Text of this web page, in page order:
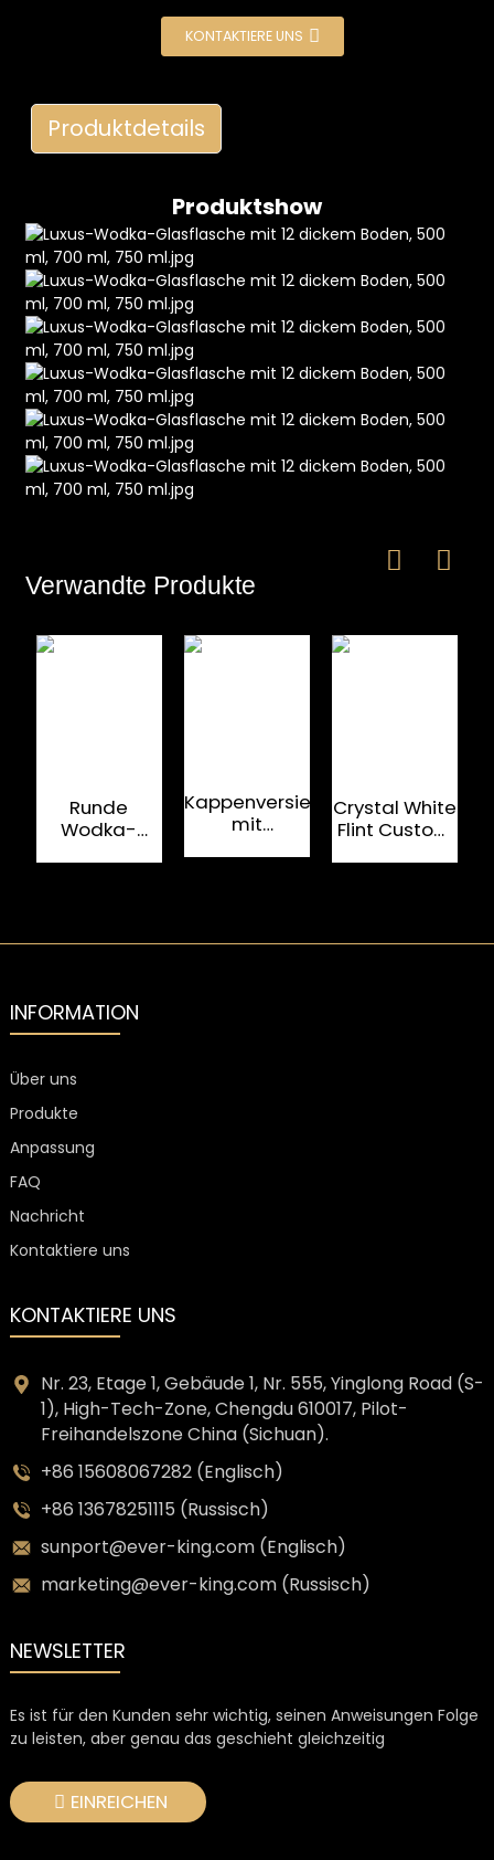
KONTAKTIERE UNS
Produktdetails
Produktshow
Verwandte Produkte
Runde
Wodka-
Stopfen
Kappenversiegelung
mit
Crystal White
Flint Custom
und
INFORMATION
Über uns
Produkte
Anpassung
FAQ
Nachricht
Kontaktiere uns
KONTAKTIERE UNS
Nr. 23, Etage 1, Gebäude 1, Nr. 555, Yinglong Road (S-
1), High-Tech-Zone, Chengdu 610017, Pilot-
Freihandelszone China (Sichuan).
+86 15608067282 (Englisch)
+86 13678251115 (Russisch)
sunport@ever-king.com (Englisch)
marketing@ever-king.com (Russisch)
NEWSLETTER
Es ist für den Kunden sehr wichtig, seinen Anweisungen Folge
zu leisten, aber genau das geschieht gleichzeitig
EINREICHEN